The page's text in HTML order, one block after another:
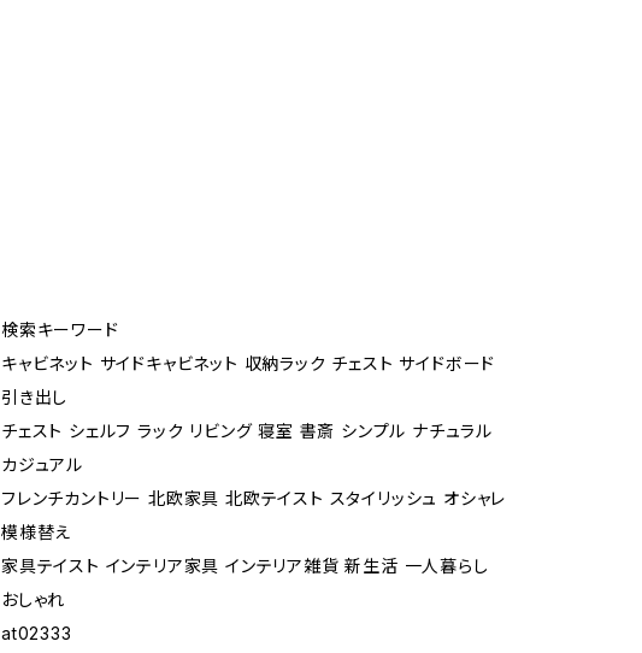
検索キーワード
キャビネット サイドキャビネット 収納ラック チェスト サイドボード
引き出し
チェスト シェルフ ラック リビング 寝室 書斎 シンプル ナチュラル
カジュアル
フレンチカントリー 北欧家具 北欧テイスト スタイリッシュ オシャレ
模様替え
家具テイスト インテリア家具 インテリア雑貨 新生活 一人暮らし
おしゃれ
at02333